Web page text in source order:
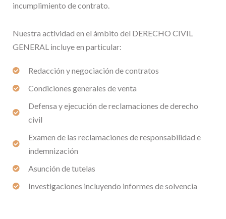
incumplimiento de contrato.
Nuestra actividad en el ámbito del DERECHO CIVIL
GENERAL incluye en particular:
Redacción y negociación de contratos
Condiciones generales de venta
Defensa y ejecución de reclamaciones de derecho
civil
Examen de las reclamaciones de responsabilidad e
indemnización
Asunción de tutelas
Investigaciones incluyendo informes de solvencia